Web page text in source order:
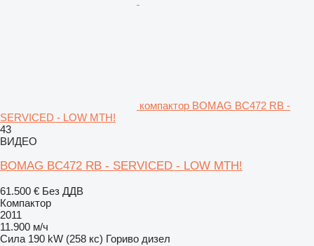
компактор BOMAG BC472 RB -
SERVICED - LOW MTH!
43
ВИДЕО
BOMAG BC472 RB - SERVICED - LOW MTH!
61.500 € Без ДДВ
Компактор
2011
11.900 м/ч
Сила 190 kW (258 кс) Гориво дизел